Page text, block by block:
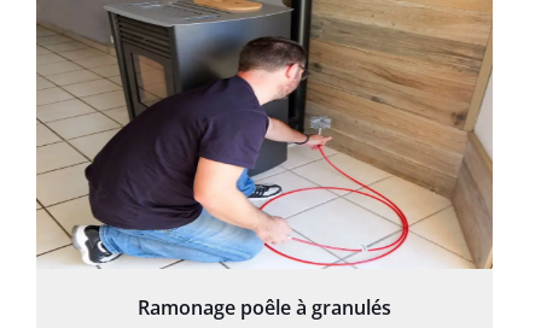
Ramonage poêle à granulés